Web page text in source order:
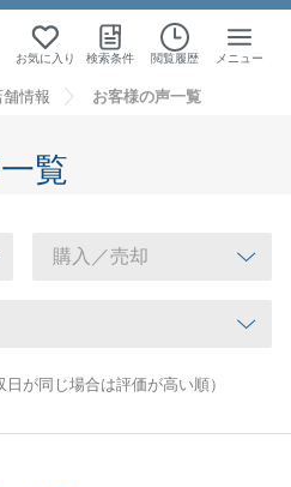
お気に入り 検索条件 閲覧履歴 メニュー
舗情報 お客様の声一覧
覧
が同じ場合は評価が高い順）